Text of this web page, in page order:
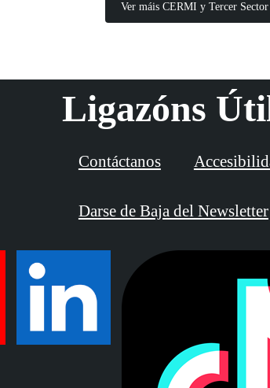
Ver máis CERMI y Tercer Sector
Ligazóns
Contáctanos
Darse de Baja del Newsletter